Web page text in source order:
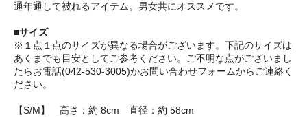
通年通して被れるアイテム。男女共にオススメです。
■サイズ
※１点１点のサイズが異なる場合がございます。下記のサイズは
あくまでも目安としてご参考ください。ご不明な点がございまし
たらお電話(042-530-3005)かお問い合わせフォームからご連絡く
ださい。
【S/M】 高さ：約 8cm 直径：約 58cm